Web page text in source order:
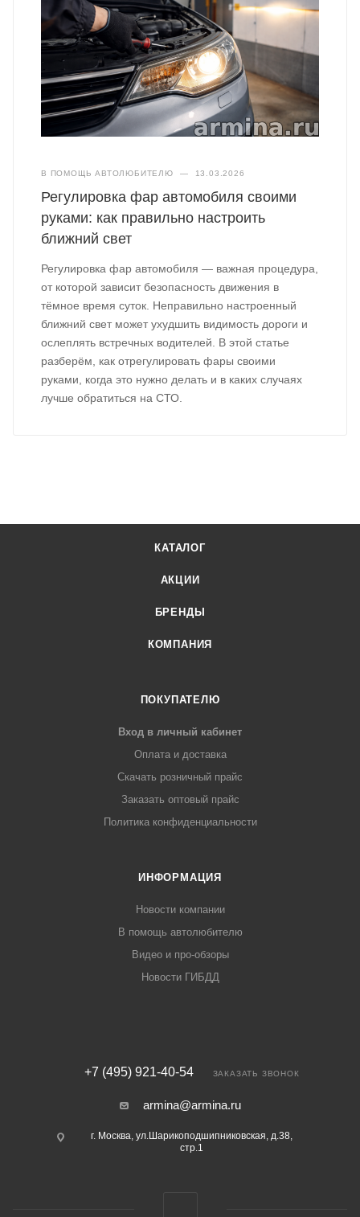
В ПОМОЩЬ АВТОЛЮБИТЕЛЮ — 13.03.2026
Регулировка фар автомобиля своими
руками: как правильно настроить
ближний свет
Регулировка фар автомобиля — важная процедура,
от которой зависит безопасность движения в
тёмное время суток. Неправильно настроенный
ближний свет может ухудшить видимость дороги и
ослеплять встречных водителей. В этой статье
разберём, как отрегулировать фары своими
руками, когда это нужно делать и в каких случаях
лучше обратиться на СТО.
КАТАЛОГ
АКЦИИ
БРЕНДЫ
КОМПАНИЯ
ПОКУПАТЕЛЮ
Вход в личный кабинет
Оплата и доставка
Скачать розничный прайс
Заказать оптовый прайс
Политика конфиденциальности
ИНФОРМАЦИЯ
Новости компании
В помощь автолюбителю
Видео и про-обзоры
Новости ГИБДД
+7 (495) 921-40-54 ЗАКАЗАТЬ ЗВОНОК
armina@armina.ru
г. Москва, ул.Шарикоподшипниковская, д.38,
стр.1